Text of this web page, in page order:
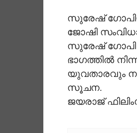
സുരേഷ്
ജോഷി
സുരേഷ് ഗോപി
ഭാഗത്തില്‍
യുവതാരവും
സൂചന.
ജയരാജ്